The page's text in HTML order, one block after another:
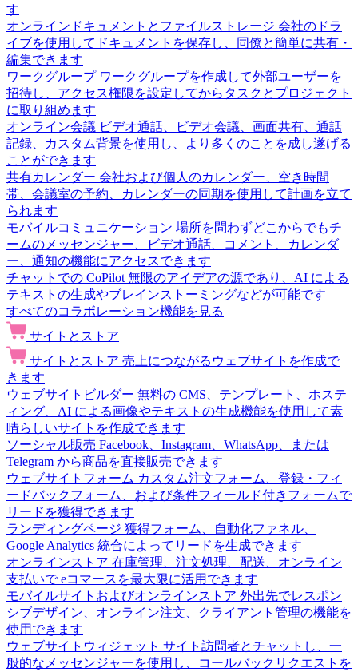
す
オンラインドキュメントとファイルストレージ 会社のドラ
イブを使用してドキュメントを保存し、同僚と簡単に共有・
編集できます
ワークグループ ワークグループを作成して外部ユーザーを
招待し、アクセス権限を設定してからタスクとプロジェクト
に取り組めます
オンライン会議 ビデオ通話、ビデオ会議、画面共有、通話
記録、カスタム背景を使用し、より多くのことを成し遂げる
ことができます
共有カレンダー 会社および個人のカレンダー、空き時間
帯、会議室の予約、カレンダーの同期を使用して計画を立て
られます
モバイルコミュニケーション 場所を問わずどこからでもチ
ームのメッセンジャー、ビデオ通話、コメント、カレンダ
ー、通知の機能にアクセスできます
チャットでの CoPilot 無限のアイデアの源であり、AI による
テキストの生成やブレインストーミングなどが可能です
すべてのコラボレーション機能を見る
サイトとストア
サイトとストア 売上につながるウェブサイトを作成で
きます
ウェブサイトビルダー 無料の CMS、テンプレート、ホステ
ィング、AI による画像やテキストの生成機能を使用して素
晴らしいサイトを作成できます
ソーシャル販売 Facebook、Instagram、WhatsApp、または
Telegram から商品を直接販売できます
ウェブサイトフォーム カスタム注文フォーム、登録・フィ
ードバックフォーム、および条件フィールド付きフォームで
リードを獲得できます
ランディングページ 獲得フォーム、自動化ファネル、
Google Analytics 統合によってリードを生成できます
オンラインストア 在庫管理、注文処理、配送、オンライン
支払いで eコマースを最大限に活用できます
モバイルサイトおよびオンラインストア 外出先でレスポン
シブデザイン、オンライン注文、クライアント管理の機能を
使用できます
ウェブサイトウィジェット サイト訪問者とチャットし、一
般的なメッセンジャーを使用し、コールバックリクエストを